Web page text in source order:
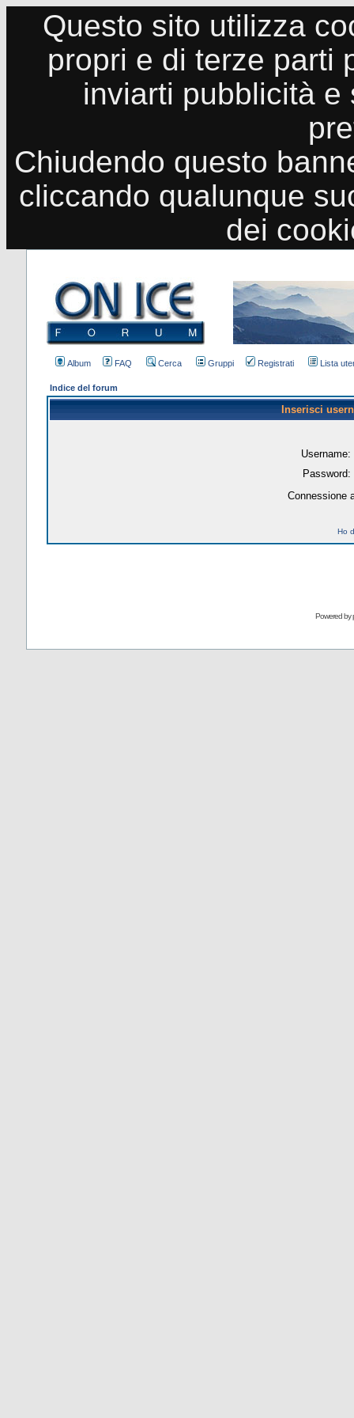
Questo sito utilizza
propri e di terze parti
inviarti pubblicità
Chiudendo questo
cliccando qualunque
dei
Album FAQ Cerca Gruppi Registrati Lista
Indice del forum
Inserisci
Username:
Password:
Connessione
Ho
Powered by